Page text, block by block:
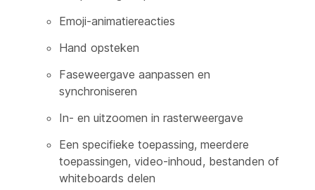
Emoji-animatiereacties
Hand opsteken
Faseweergave aanpassen en
synchroniseren
In- en uitzoomen in rasterweergave
Een specifieke toepassing, meerdere
toepassingen, video-inhoud, bestanden of
whiteboards delen